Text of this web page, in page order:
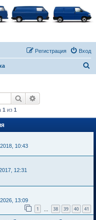
Вход
Регистрация
Поиск
1 из 1
10:43
12:31
13:09
1 38 39 40 41